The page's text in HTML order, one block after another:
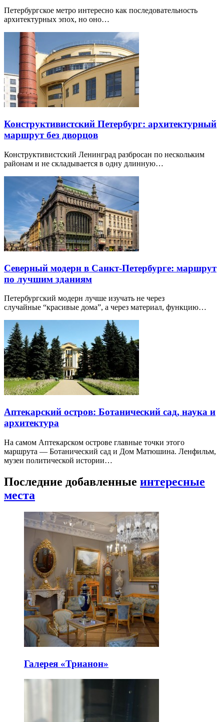
Петербургское метро интересно как последовательность
архитектурных эпох, но оно…
Конструктивистский Петербург: архитектурный
маршрут без дворцов
Конструктивистский Ленинград разбросан по нескольким
районам и не складывается в одну длинную…
Северный модерн в Санкт-Петербурге: маршрут
по лучшим зданиям
Петербургский модерн лучше изучать не через
случайные “красивые дома”, а через материал, функцию…
Аптекарский остров: Ботанический сад, наука и
архитектура
На самом Аптекарском острове главные точки этого
маршрута — Ботанический сад и Дом Матюшина. Ленфильм,
музеи политической истории…
Последние добавленные интересные
места
Галерея «Трианон»